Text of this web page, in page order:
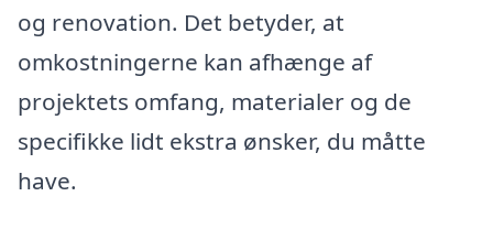
og renovation. Det betyder, at
omkostningerne kan afhænge af
projektets omfang, materialer og de
specifikke lidt ekstra ønsker, du måtte
have.